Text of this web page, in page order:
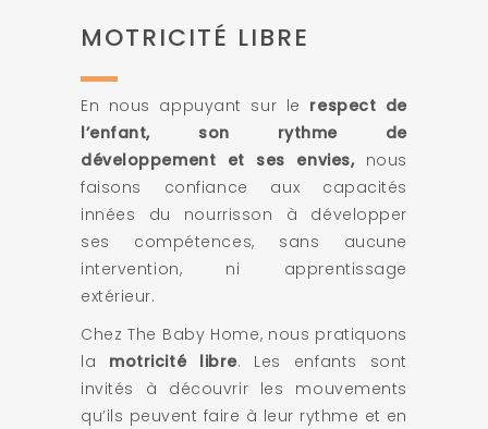
MOTRICITÉ LIBRE
En nous appuyant sur le respect de
l’enfant, son rythme de
développement et ses envies, nous
faisons confiance aux capacités
innées du nourrisson à développer
ses compétences, sans aucune
intervention, ni apprentissage
extérieur.
Chez The Baby Home, nous pratiquons
la motricité libre. Les enfants sont
invités à découvrir les mouvements
qu’ils peuvent faire à leur rythme et en